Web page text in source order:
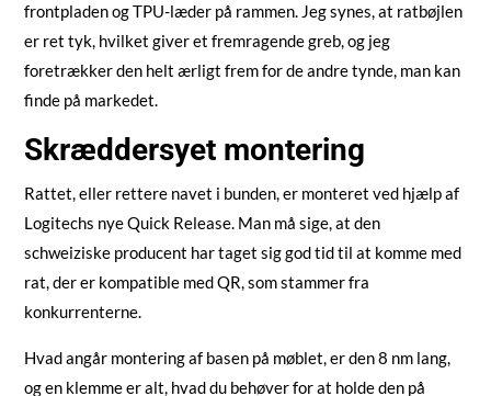
frontpladen og TPU-læder på rammen. Jeg synes, at ratbøjlen
er ret tyk, hvilket giver et fremragende greb, og jeg
foretrækker den helt ærligt frem for de andre tynde, man kan
finde på markedet.
Skræddersyet montering
Rattet, eller rettere navet i bunden, er monteret ved hjælp af
Logitechs nye Quick Release. Man må sige, at den
schweiziske producent har taget sig god tid til at komme med
rat, der er kompatible med QR, som stammer fra
konkurrenterne.
Hvad angår montering af basen på møblet, er den 8 nm lang,
og en klemme er alt, hvad du behøver for at holde den på